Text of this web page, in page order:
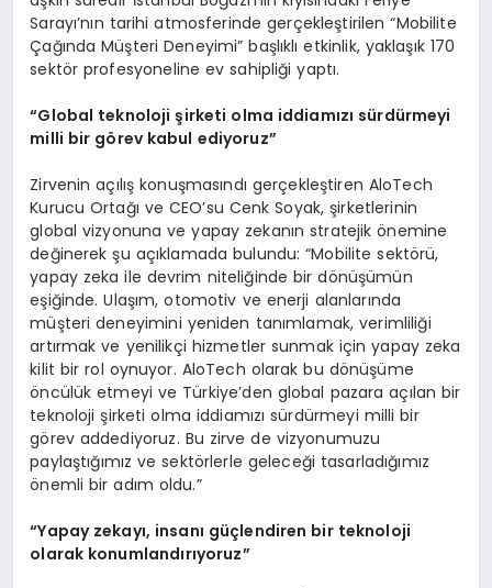
Sarayı’nın tarihi atmosferinde gerçekleştirilen “Mobilite
Çağında Müşteri Deneyimi” başlıklı etkinlik, yaklaşık 170
sektör profesyoneline ev sahipliği yaptı.
“Global teknoloji şirketi olma iddiamızı sürdürmeyi
milli bir görev kabul ediyoruz”
Zirvenin açılış konuşmasındı gerçekleştiren AloTech
Kurucu Ortağı ve CEO’su Cenk Soyak, şirketlerinin
global vizyonuna ve yapay zekanın stratejik önemine
değinerek şu açıklamada bulundu: “Mobilite sektörü,
yapay zeka ile devrim niteliğinde bir dönüşümün
eşiğinde. Ulaşım, otomotiv ve enerji alanlarında
müşteri deneyimini yeniden tanımlamak, verimliliği
artırmak ve yenilikçi hizmetler sunmak için yapay zeka
kilit bir rol oynuyor. AloTech olarak bu dönüşüme
öncülük etmeyi ve Türkiye’den global pazara açılan bir
teknoloji şirketi olma iddiamızı sürdürmeyi milli bir
görev addediyoruz. Bu zirve de vizyonumuzu
paylaştığımız ve sektörlerle geleceği tasarladığımız
önemli bir adım oldu.”
“Yapay zekayı, insanı güçlendiren bir teknoloji
olarak konumlandırıyoruz”